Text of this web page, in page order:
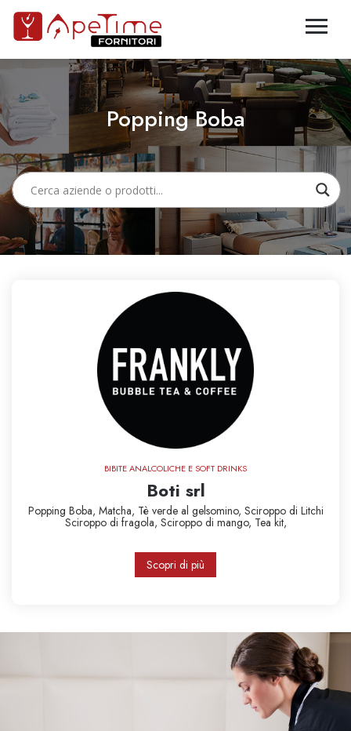
Popping Boba
BIBITE ANALCOLICHE E SOFT DRINKS
Boti srl
Popping Boba, Matcha, Tè verde al gelsomino, Sciroppo di Litchi
Sciroppo di fragola, Sciroppo di mango, Tea kit,
Scopri di più